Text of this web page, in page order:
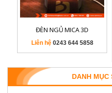
ĐÈN NGỦ MICA 3D
Liên hệ 0243 644 5858
DANH MỤC